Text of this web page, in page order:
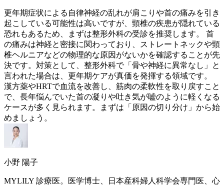
更年期症状による自律神経の乱れが肩こりや首の痛みを引き
起こしている可能性は高いですが、頸椎の疾患が隠れている
恐れもあるため、まずは整形外科の受診を推奨します。 首
の痛みは神経と密接に関わっており、ストレートネックや頸
椎ヘルニアなどの物理的な原因がないかを確認することが先
決です。対策として、整形外科で「骨や神経に異常なし」と
言われた場合は、 更年期ケアが真価を発揮する領域です。
漢方薬やHRTで血流を改善し、筋肉の柔軟性を取り戻すこと
で、長年悩んでいた首の凝りや吐き気が嘘のように軽くなる
ケースが多く見られます。まずは「原因の切り分け」から始
めましょう。
小野 陽子
MYLILY 診療医。医学博士、日本産科婦人科学会専門医、心